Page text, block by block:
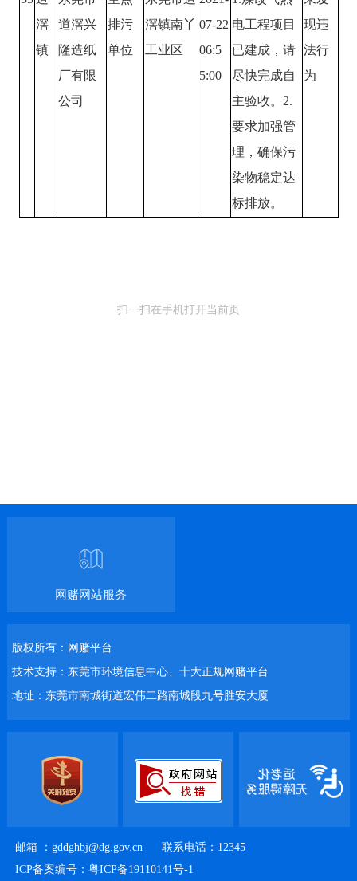
滘
镇
道滘兴
隆造纸
厂有限
公司
排污
单位
滘镇南丫
工业区
07-22
06:5
5:00
电工程项目
已建成，请
尽快完成自
主验收。2.
要求加强管
理，确保污
染物稳定达
标排放。
现违
法行
为
扫一扫在手机打开当前页
网赌网站服务
版权所有：网赌平台
技术支持：东莞市环境信息中心、十大正规网赌平台
地址：东莞市南城街道宏伟二路南城段九号胜安大厦
邮箱 ： gddghbj@dg.gov.cn
联系电话：12345
ICP备案编号：粤ICP备19110141号-1